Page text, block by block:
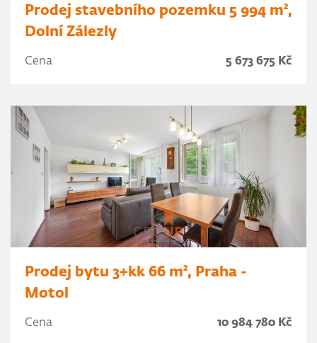
Prodej stavebního pozemku 5 994 m²,
Dolní Zálezly
Cena 5 673 675 Kč
Prodej bytu 3+kk 66 m², Praha -
Motol
Cena 10 984 780 Kč